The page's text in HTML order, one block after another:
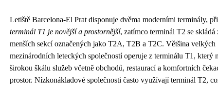
Letiště Barcelona-El Prat disponuje dvěma moderními terminály,
terminál T1 je novější a prostornější, zatímco terminál T2 se skládá
menších sekcí označených jako T2A, T2B a T2C. Většina velkých
mezinárodních leteckých společností operuje z terminálu T1, který
širokou škálu služeb včetně obchodů, restaurací a komfortních
prostor. Nízkonákladové společnosti často využívají terminál T2,